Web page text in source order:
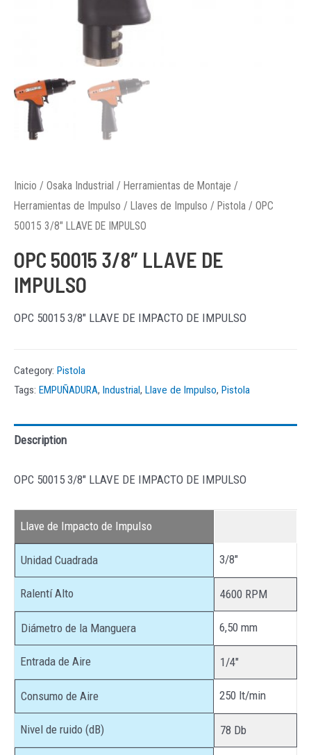
Inicio / Osaka Industrial / Herramientas de Montaje /
Herramientas de Impulso / Llaves de Impulso / Pistola / OPC
50015 3/8″ LLAVE DE IMPULSO
OPC 50015 3/8″ LLAVE DE
IMPULSO
OPC 50015 3/8″ LLAVE DE IMPACTO DE IMPULSO
Category: Pistola
Tags: EMPUÑADURA, Industrial, Llave de Impulso, Pistola
Description
OPC 50015 3/8″ LLAVE DE IMPACTO DE IMPULSO
Llave de Impacto de Impulso
Unidad Cuadrada 3/8″
Ralentí Alto 4600 RPM
Diámetro de la Manguera 6,50 mm
Entrada de Aire 1/4″
Consumo de Aire 250 lt/min
Nivel de ruido (dB) 78 Db